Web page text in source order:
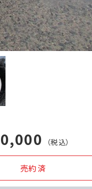
（税込）
売約済